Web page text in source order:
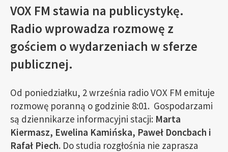
VOX FM stawia na publicystykę.
Radio wprowadza rozmowę z
gościem o wydarzeniach w sferze
publicznej.
Od poniedziałku, 2 września radio VOX FM emituje
rozmowę poranną o godzinie 8:01. Gospodarzami
są dziennikarze informacyjni stacji: Marta
Kiermasz, Ewelina Kamińska, Paweł Doncbach i
Rafał Piech. Do studia rozgłośnia nie zaprasza